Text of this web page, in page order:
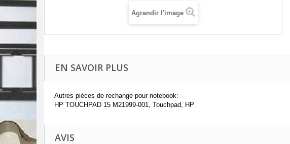
Agrandir l'image
EN SAVOIR PLUS
Autres pièces de rechange pour notebook:
HP TOUCHPAD 15 M21999-001, Touchpad, HP
AVIS